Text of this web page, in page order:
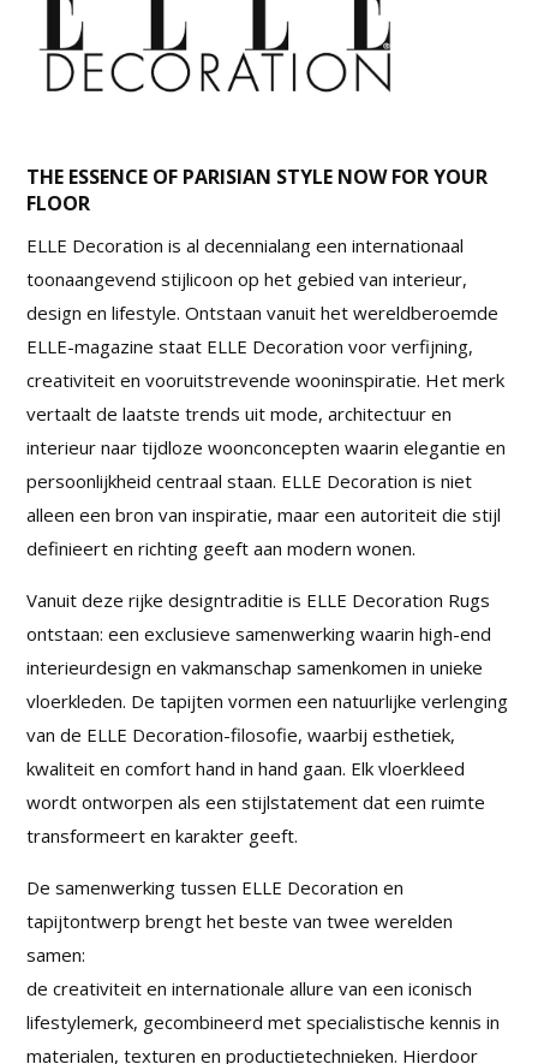
THE ESSENCE OF PARISIAN STYLE NOW FOR YOUR
FLOOR
ELLE Decoration is al decennialang een internationaal
toonaangevend stijlicoon op het gebied van interieur,
design en lifestyle. Ontstaan vanuit het wereldberoemde
ELLE-magazine staat ELLE Decoration voor verfijning,
creativiteit en vooruitstrevende wooninspiratie. Het merk
vertaalt de laatste trends uit mode, architectuur en
interieur naar tijdloze woonconcepten waarin elegantie en
persoonlijkheid centraal staan. ELLE Decoration is niet
alleen een bron van inspiratie, maar een autoriteit die stijl
definieert en richting geeft aan modern wonen.
Vanuit deze rijke designtraditie is ELLE Decoration Rugs
ontstaan: een exclusieve samenwerking waarin high-end
interieurdesign en vakmanschap samenkomen in unieke
vloerkleden. De tapijten vormen een natuurlijke verlenging
van de ELLE Decoration-filosofie, waarbij esthetiek,
kwaliteit en comfort hand in hand gaan. Elk vloerkleed
wordt ontworpen als een stijlstatement dat een ruimte
transformeert en karakter geeft.
De samenwerking tussen ELLE Decoration en
tapijtontwerp brengt het beste van twee werelden
samen:
de creativiteit en internationale allure van een iconisch
lifestylemerk, gecombineerd met specialistische kennis in
materialen, texturen en productietechnieken. Hierdoor